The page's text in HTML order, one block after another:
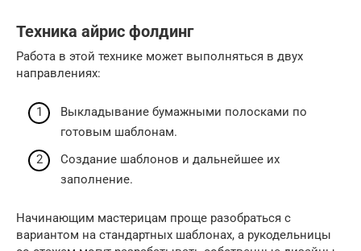
Техника айрис фолдинг
Работа в этой технике может выполняться в двух
направлениях:
Выкладывание бумажными полосками по
готовым шаблонам.
Создание шаблонов и дальнейшее их
заполнение.
Начинающим мастерицам проще разобраться с
вариантом на стандартных шаблонах, а рукодельницы